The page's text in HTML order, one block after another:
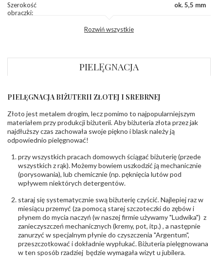
Szerokość
obrączki:
ok. 5,5 mm
INNE PARAMETRY
Producent
odpowiedzialny:
PZ Stelmach Sp. z o.o. ul. Północna 22 45-805
Opole; NIP 7542889545; Tel. +48 77 54 90 100;
biuro@stelmach.pl
Bezpieczeństwo
ostrzeżenia:
Nie nadaje się dla dzieci w wieku poniżej 3 lat
zawierają nikiel
Rozwiń wszystkie
PIELĘGNACJA
PIELĘGNACJA BIŻUTERII ZŁOTEJ I SREBRNEJ
Złoto jest metalem drogim, lecz pomimo to najpopularniejszym
materiałem przy produkcji biżuterii. Aby biżuteria złota przez jak
najdłuższy czas zachowała swoje piękno i blask należy ją
odpowiednio pielęgnować!
przy wszystkich pracach domowych ściągać biżuterię (przede
wszystkich z rąk). Możemy bowiem uszkodzić ją mechanicznie
(porysowania), lub chemicznie (np. pęknięcia lutów pod
wpływem niektórych detergentów.
staraj się systematycznie swą biżuterię czyścić. Najlepiej raz w
miesiącu przemyć (za pomocą starej szczoteczki do zębów i
płynem do mycia naczyń (w naszej firmie używamy "Ludwika") z
zanieczyszczeń mechanicznych (kremy, pot, itp.) , a następnie
zanurzyć w specjalnym płynie do czyszczenia "Argentum",
przeszczotkować i dokładnie wypłukać. Biżuteria pielęgnowana
w ten sposób rzadziej będzie wymagała wizyt u jubilera.